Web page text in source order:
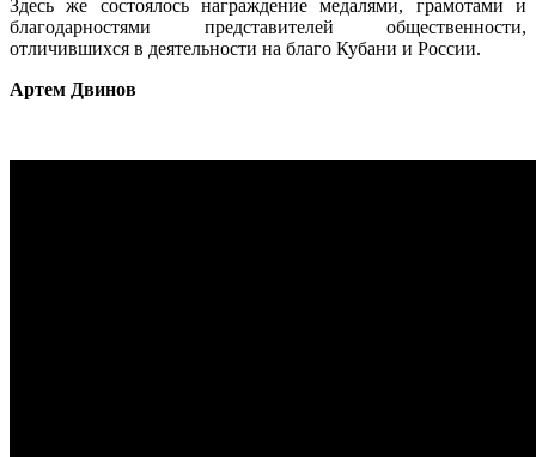
Здесь же состоялось награждение медалями, грамотами и
благодарностями представителей общественности,
отличившихся в деятельности на благо Кубани и России.
Артем Двинов